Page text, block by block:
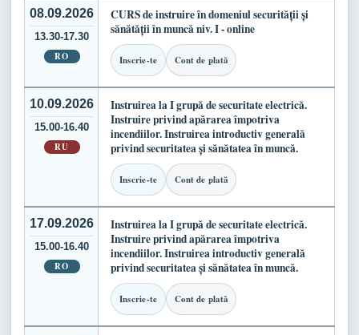
08.09.2026
13.30-17.30
RO
CURS de instruire în domeniul securității și
sănătății în muncă niv. I - online
Inscrie-te Cont de plată
10.09.2026
15.00-16.40
RU
Instruirea la I grupă de securitate electrică.
Instruire privind apărarea împotriva
incendiilor. Instruirea introductiv generală
privind securitatea și sănătatea în muncă.
Inscrie-te Cont de plată
17.09.2026
15.00-16.40
RO
Instruirea la I grupă de securitate electrică.
Instruire privind apărarea împotriva
incendiilor. Instruirea introductiv generală
privind securitatea și sănătatea în muncă.
Inscrie-te Cont de plată